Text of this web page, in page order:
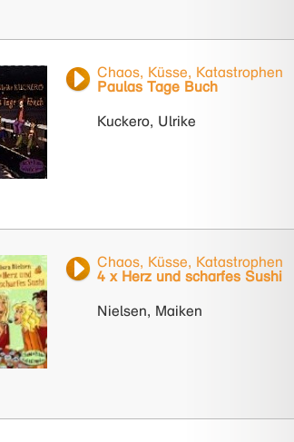
Chaos, Küsse, Katastrophen
Paulas Tage Buch
Kuckero, Ulrike
Chaos, Küsse, Katastrophen
4 x Herz und scharfes Sushi
Nielsen, Maiken